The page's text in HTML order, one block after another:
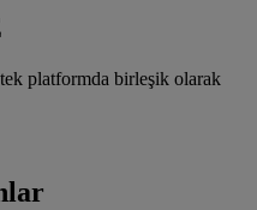
platformda birleşik olarak